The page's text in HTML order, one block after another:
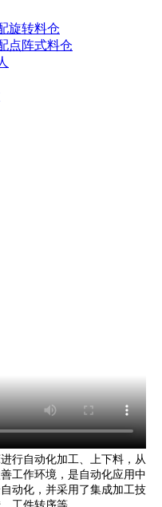
行自动化加工、上下料，从
工作环境，是自动化应用中
动化，并采用了集成加工技